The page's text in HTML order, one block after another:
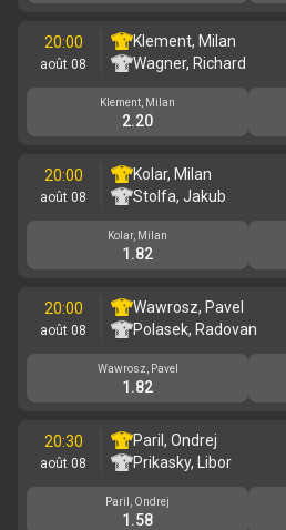
20:00
août 08
Klement, Milan
Wagner, Richard
Klement, Milan
2.20
20:00
août 08
Kolar, Milan
Stolfa, Jakub
Kolar, Milan
1.82
20:00
août 08
Wawrosz, Pavel
Polasek, Radovan
Wawrosz, Pavel
1.82
20:30
août 08
Paril, Ondrej
Prikasky, Libor
Paril, Ondrej
1.58